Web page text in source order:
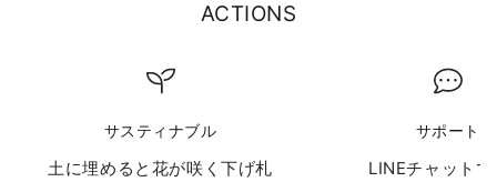
ACTIONS
サスティナブル
土に埋めると花が咲く下げ札
サポート
LINEチャット